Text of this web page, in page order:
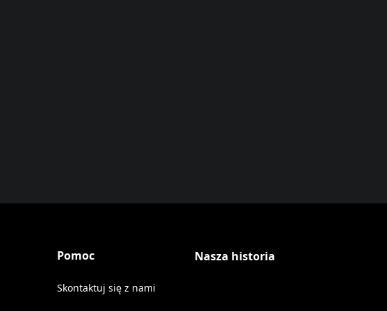
Pomoc
Skontaktuj się z nami
(Opens in a new tab)
Nasza historia